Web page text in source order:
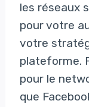
les réseaux
pour votre
votre
plateforme.
pour le
que